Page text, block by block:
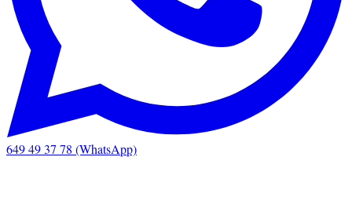
649 49 37 78 (WhatsApp)